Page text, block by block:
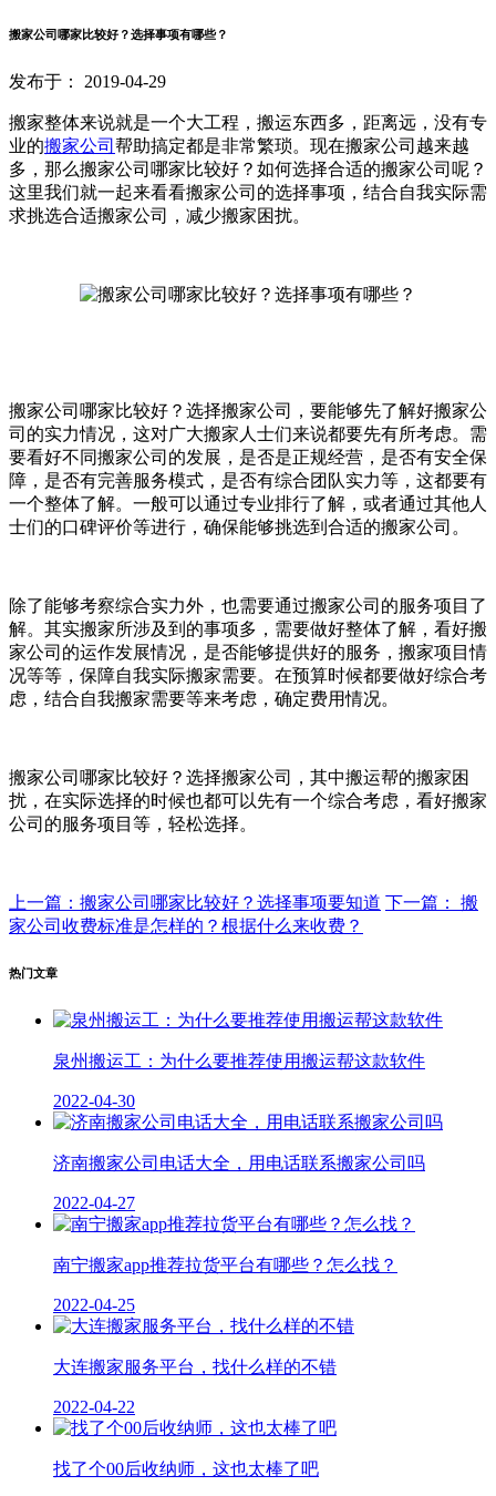
搬家公司哪家比较好？选择事项有哪些？
发布于： 2019-04-29
搬家整体来说就是一个大工程，搬运东西多，距离远，没有专
业的搬家公司 帮助搞定都是非常繁琐。现在搬家公司越来越
多，那么搬家公司哪家比较好？如何选择合适的搬家公司呢？
这里我们就一起来看看搬家公司的选择事项，结合自我实际需
求挑选合适搬家公司，减少搬家困扰。
搬家公司哪家比较好？选择搬家公司，要能够先了解好搬家公
司的实力情况，这对广大搬家人士们来说都要先有所考虑。需
要看好不同搬家公司的发展，是否是正规经营，是否有安全保
障，是否有完善服务模式，是否有综合团队实力等，这都要有
一个整体了解。一般可以通过专业排行了解，或者通过其他人
士们的口碑评价等进行，确保能够挑选到合适的搬家公司。
除了能够考察综合实力外，也需要通过搬家公司的服务项目了
解。其实搬家所涉及到的事项多，需要做好整体了解，看好搬
家公司的运作发展情况，是否能够提供好的服务，搬家项目情
况等等，保障自我实际搬家需要。在预算时候都要做好综合考
虑，结合自我搬家需要等来考虑，确定费用情况。
搬家公司哪家比较好？选择搬家公司，其中搬运帮的搬家困
扰，在实际选择的时候也都可以先有一个综合考虑，看好搬家
公司的服务项目等，轻松选择。
上一篇：搬家公司哪家比较好？选择事项要知道 下一篇： 搬
家公司收费标准是怎样的？根据什么来收费？
热门文章
泉州搬运工：为什么要推荐使用搬运帮这款软件
2022-04-30
济南搬家公司电话大全，用电话联系搬家公司吗
2022-04-27
南宁搬家app推荐拉货平台有哪些？怎么找？
2022-04-25
大连搬家服务平台，找什么样的不错
2022-04-22
找了个00后收纳师，这也太棒了吧